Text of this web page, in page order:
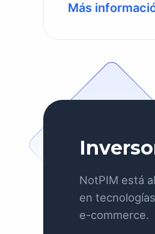
Más
NotPIM está
en
e-commerce.